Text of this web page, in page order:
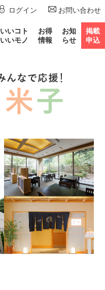
いいコト
いいモノ
お得
情報
お知
らせ
掲載
申込
ログイン お問い合わせ